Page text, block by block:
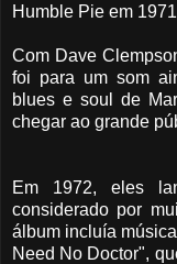
Humble Pie em
Com Dave
foi para um som
blues e soul de
chegar ao grande
Em 1972, eles
considerado por
álbum incluía
Need No Doctor",